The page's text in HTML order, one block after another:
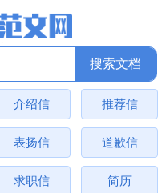
介绍信 推荐信
表扬信 道歉信
求职信 简历